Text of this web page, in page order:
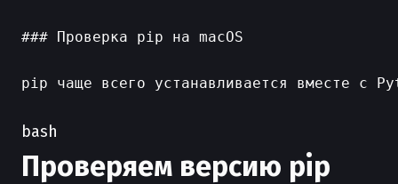
### Проверка pip на macOS
pip чаще всего устанавливается вместе с
bash
Проверяем версию pip